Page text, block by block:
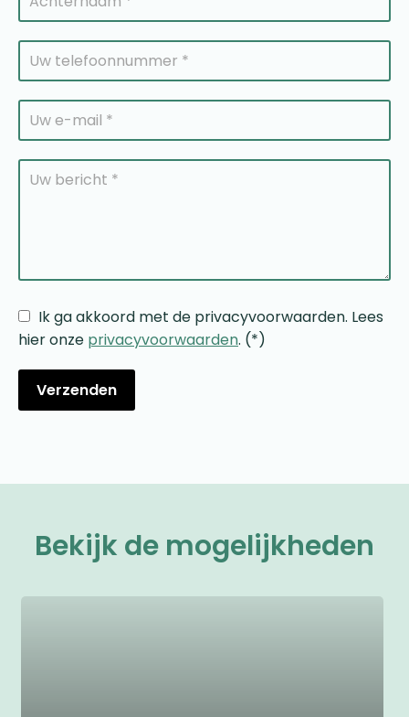
Ik ga akkoord met de privacyvoorwaarden. Lees
hier onze privacyvoorwaarden. (*)
Bekijk de mogelijkheden